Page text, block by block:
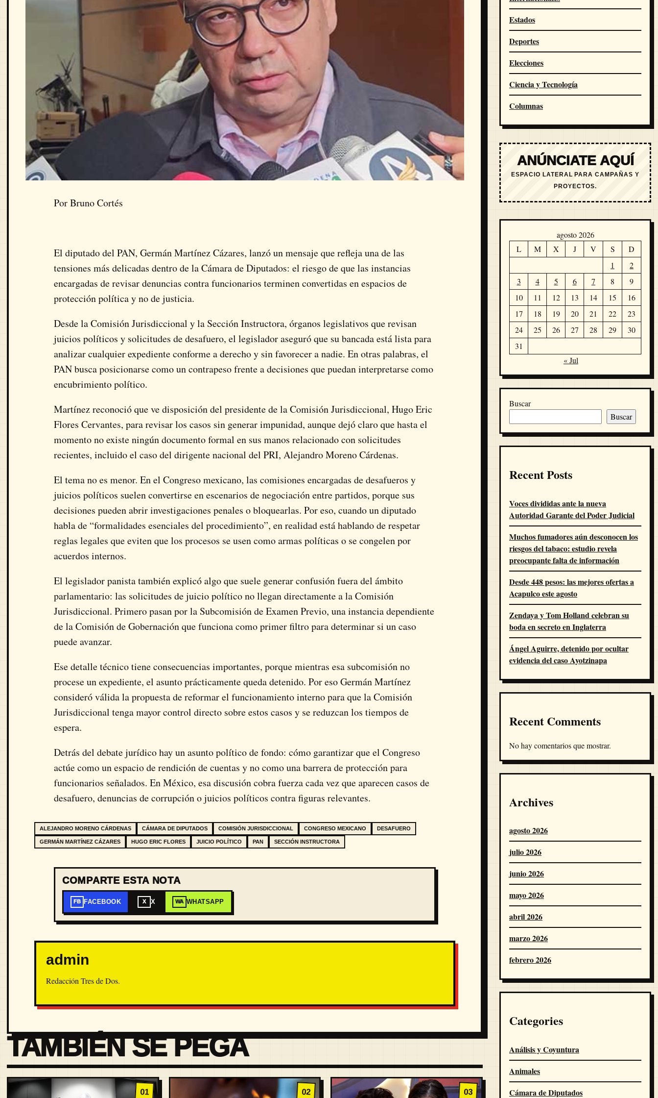
Por Bruno Cortés
El diputado del PAN, Germán Martínez Cázares, lanzó un mensaje que refleja una de las
tensiones más delicadas dentro de la Cámara de Diputados: el riesgo de que las instancias
encargadas de revisar denuncias contra funcionarios terminen convertidas en espacios de
protección política y no de justicia.
Desde la Comisión Jurisdiccional y la Sección Instructora, órganos legislativos que revisan
juicios políticos y solicitudes de desafuero, el legislador aseguró que su bancada está lista para
analizar cualquier expediente conforme a derecho y sin favorecer a nadie. En otras palabras, el
PAN busca posicionarse como un contrapeso frente a decisiones que puedan interpretarse como
encubrimiento político.
Martínez reconoció que ve disposición del presidente de la Comisión Jurisdiccional, Hugo Eric
Flores Cervantes, para revisar los casos sin generar impunidad, aunque dejó claro que hasta el
momento no existe ningún documento formal en sus manos relacionado con solicitudes
recientes, incluido el caso del dirigente nacional del PRI, Alejandro Moreno Cárdenas.
El tema no es menor. En el Congreso mexicano, las comisiones encargadas de desafueros y
juicios políticos suelen convertirse en escenarios de negociación entre partidos, porque sus
decisiones pueden abrir investigaciones penales o bloquearlas. Por eso, cuando un diputado
habla de “formalidades esenciales del procedimiento”, en realidad está hablando de respetar
reglas legales que eviten que los procesos se usen como armas políticas o se congelen por
acuerdos internos.
El legislador panista también explicó algo que suele generar confusión fuera del ámbito
parlamentario: las solicitudes de juicio político no llegan directamente a la Comisión
Jurisdiccional. Primero pasan por la Subcomisión de Examen Previo, una instancia dependiente
de la Comisión de Gobernación que funciona como primer filtro para determinar si un caso
puede avanzar.
Ese detalle técnico tiene consecuencias importantes, porque mientras esa subcomisión no
procese un expediente, el asunto prácticamente queda detenido. Por eso Germán Martínez
consideró válida la propuesta de reformar el funcionamiento interno para que la Comisión
Jurisdiccional tenga mayor control directo sobre estos casos y se reduzcan los tiempos de
espera.
Detrás del debate jurídico hay un asunto político de fondo: cómo garantizar que el Congreso
actúe como un espacio de rendición de cuentas y no como una barrera de protección para
funcionarios señalados. En México, esa discusión cobra fuerza cada vez que aparecen casos de
desafuero, denuncias de corrupción o juicios políticos contra figuras relevantes.
ALEJANDRO MORENO CÁRDENAS CÁMARA DE DIPUTADOS COMISIÓN JURISDICCIONAL CONGRESO MEXICANO DESAFUERO
GERMÁN MARTÍNEZ CÁZARES HUGO ERIC FLORES JUICIO POLÍTICO PAN SECCIÓN INSTRUCTORA
COMPARTE ESTA NOTA
FB FACEBOOK X X WA WHATSAPP
admin
Redacción Tres de Dos.
TAMBIÉN SE PEGA
01 02 03
Estados
Deportes
Elecciones
Ciencia y Tecnología
Columnas
ANÚNCIATE AQUÍ
ESPACIO LATERAL PARA CAMPAÑAS Y
PROYECTOS.
agosto 2026
L
M X J V S
D
1
2
3
4 5 6 7 8
9
10
11 12 13 14 15
16
17
18 19 20 21 22
23
24
25 26 27 28 29
30
31
« Jul
Buscar
Buscar
Recent Posts
Voces divididas ante la nueva
Autoridad Garante del Poder Judicial
Muchos fumadores aún desconocen los
riesgos del tabaco: estudio revela
preocupante falta de información
Desde 448 pesos: las mejores ofertas a
Acapulco este agosto
Zendaya y Tom Holland celebran su
boda en secreto en Inglaterra
Ángel Aguirre, detenido por ocultar
evidencia del caso Ayotzinapa
Recent Comments
No hay comentarios que mostrar.
Archives
agosto 2026
julio 2026
junio 2026
mayo 2026
abril 2026
marzo 2026
febrero 2026
Categories
Análisis y Coyuntura
Animales
Cámara de Diputados